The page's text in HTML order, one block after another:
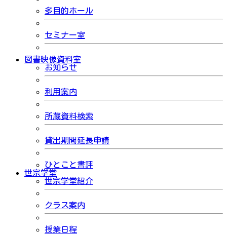
多目的ホール
セミナー室
図書映像資料室
お知らせ
利用案内
所蔵資料検索
貸出期間延長申請
ひとこと書評
世宗学堂
世宗学堂紹介
クラス案内
授業日程